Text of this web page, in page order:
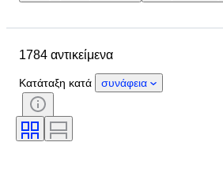
Country of origin
Κατάσταση
Περίοδος
Στυλ
Τεχνική
Γλώσσα
Τύπος εγγραφής βίντεο
1784 αντικείμενα
Κατάταξη κατά συνάφεια